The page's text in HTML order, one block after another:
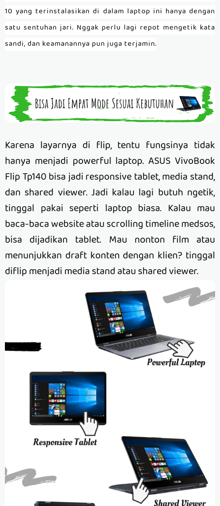
10 yang terinstalasikan di dalam laptop ini hanya dengan
satu sentuhan jari. Nggak perlu lagi repot mengetik kata
sandi, dan keamanannya pun juga terjamin.
Karena layarnya di flip, tentu fungsinya tidak
hanya menjadi powerful laptop. ASUS VivoBook
Flip Tp140 bisa jadi responsive tablet, media stand,
dan shared viewer. Jadi kalau lagi butuh ngetik,
tinggal pakai seperti laptop biasa. Kalau mau
baca-baca website atau scrolling timeline medsos,
bisa dijadikan tablet. Mau nonton film atau
menunjukkan draft konten dengan klien? tinggal
diflip menjadi media stand atau shared viewer.